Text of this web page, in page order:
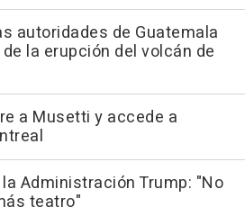
autoridades de Guatemala
la erupción del volcán de
a Musetti y accede a
Administración Trump: "No
teatro"